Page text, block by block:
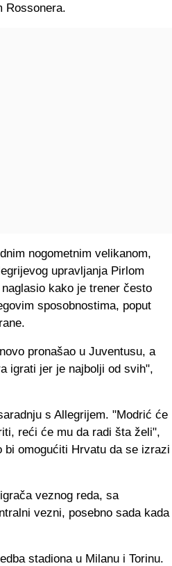
Rossonera.
nogometnim velikanom,
upravljanja Pirlom
kako je trener često
sposobnostima, poput
pronašao u Juventusu, a
igrati jer je najbolji od svih",
s Allegrijem. "Modrić će
reći će mu da radi šta želi",
bi omogućiti Hrvatu da se izrazi
veznog reda, sa
vezni, posebno sada kada
stadiona u Milanu i Torinu.